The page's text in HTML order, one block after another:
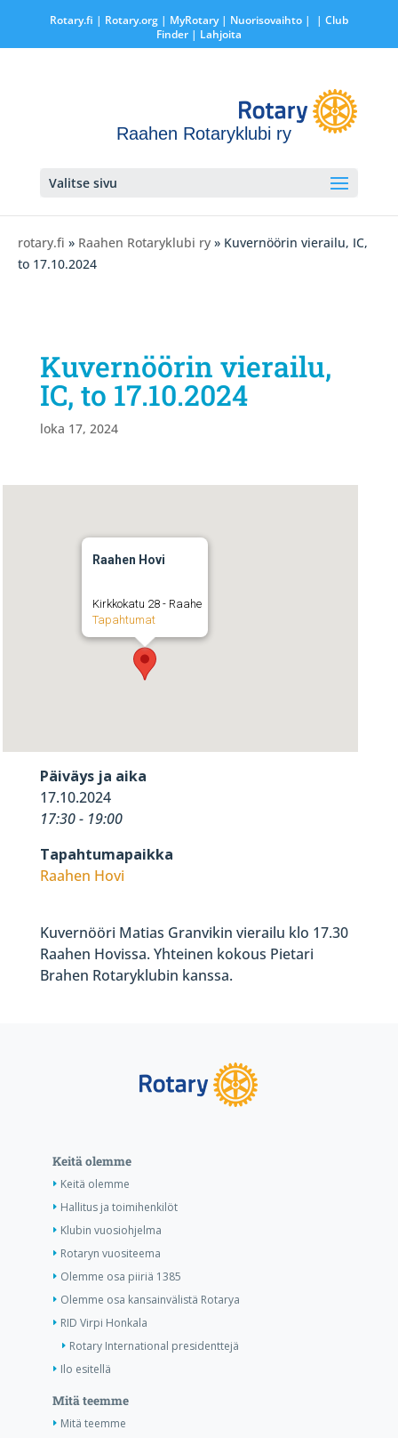
Rotary.fi | Rotary.org| MyRotary | Nuorisovaihto|
| Club
Finder| Lahjoita
Raahen Rotaryklubi ry
Valitse sivu
rotary.fi » Raahen Rotaryklubi ry » Kuvernöörin vierailu, IC,
to 17.10.2024
Kuvernöörin vierailu,
IC, to 17.10.2024
loka 17, 2024
Raahen Hovi
Kirkkokatu 28 - Raahe
Tapahtumat
Päiväys ja aika
17.10.2024
17:30 - 19:00
Tapahtumapaikka
Raahen Hovi
Kuvernööri Matias Granvikin vierailu klo 17.30
Raahen Hovissa. Yhteinen kokous Pietari
Brahen Rotaryklubin kanssa.
Keitä olemme
Keitä olemme
Hallitus ja toimihenkilöt
Klubin vuosiohjelma
Rotaryn vuositeema
Olemme osa piiriä 1385
Olemme osa kansainvälistä Rotarya
RID Virpi Honkala
Rotary International presidenttejä
Ilo esitellä
Mitä teemme
Mitä teemme